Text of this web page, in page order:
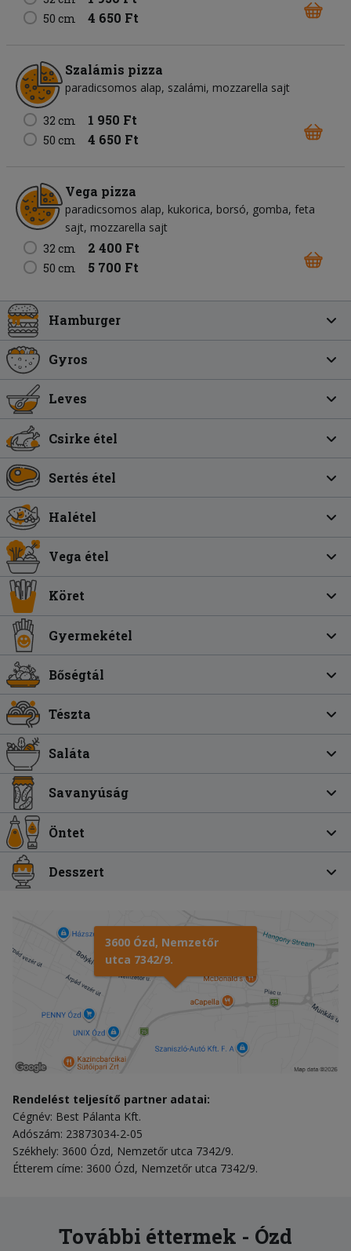
50 cm 4 650 Ft
Szalámis pizza
paradicsomos alap szalámi mozzarella sajt
32 cm 1 950 Ft
50 cm 4 650 Ft
Vega pizza
paradicsomos alap kukorica borsó gomba feta
sajt mozzarella sajt
32 cm
2 400 Ft
50 cm 5 700 Ft
Hamburger
Gyros
Leves
Csirke étel
Sertés étel
Halétel
Vega étel
Köret
Gyermekétel
Bőségtál
Tészta
Saláta
Savanyúság
Öntet
Desszert
3600 Ózd, Nemzetőr
utca 7342/9.
Rendelést teljesítő partner adatai:
Cégnév: Best Pálanta Kft.
Adószám: 23873034-2-05
Székhely: 3600 Ózd, Nemzetőr utca 7342/9.
Étterem címe: 3600 Ózd, Nemzetőr utca 7342/9.
További éttermek - Ózd